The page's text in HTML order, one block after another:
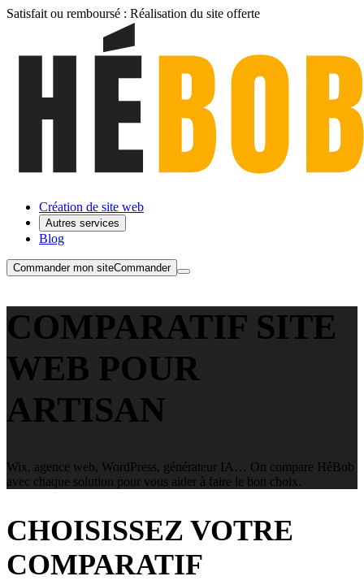
Satisfait ou remboursé : Réalisation du site offerte
Création de site web
Autres services
Blog
Commander mon siteCommander
COMPARATIF SITE
WEB POUR
ARTISAN
Wix, agence web, WordPress, générateur IA… On compare HéBob
avec chaque solution pour vous aider à faire le bon choix.
CHOISISSEZ VOTRE
COMPARATIF